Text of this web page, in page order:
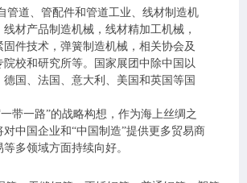
管道、管配件和管道工业、 线材制造机
线材产品制造机械 ， 线材精加工机械 ，
固件技术 ， 弹簧制造机械 ， 相关协会及
校和研究所等。
国家展团中除中国以
德国、法国、意大利、美国和英国 等国
一带一路”的战略构想，作为海上丝绸之
中国企业和“中国制造”提供更多贸易商
等多领域方面持续向好。